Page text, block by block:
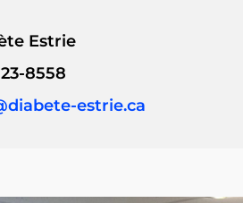
Estrie
8558
estrie.ca